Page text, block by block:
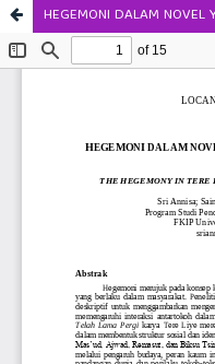
HEGEMONI DALAM NOVEL